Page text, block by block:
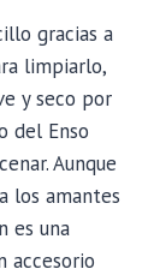
gracias a
limpiarlo,
y seco por
del Enso
Aunque
los amantes
es una
accesorio